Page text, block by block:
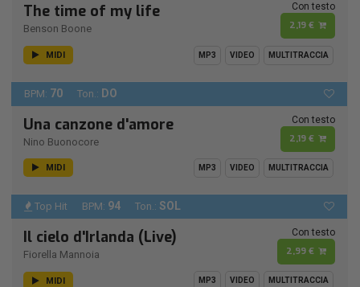
The time of my life
Benson Boone
Con testo
2,19 €
MIDI MP3 VIDEO MULTITRACCIA
BPM: 70 Ton.: DO
Una canzone d'amore
Nino Buonocore
Con testo
2,19 €
MIDI MP3 VIDEO MULTITRACCIA
Top Hit BPM: 94 Ton.: SOL
Il cielo d'Irlanda (Live)
Fiorella Mannoia
Con testo
2,99 €
MIDI MP3 VIDEO MULTITRACCIA